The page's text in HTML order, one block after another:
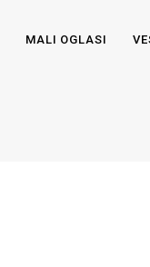
MALI OGLASI